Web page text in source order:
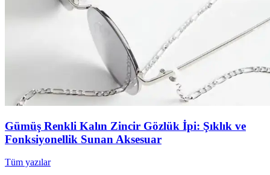
Gümüş Renkli Kalın Zincir Gözlük İpi: Şıklık ve
Fonksiyonellik Sunan Aksesuar
Tüm yazılar